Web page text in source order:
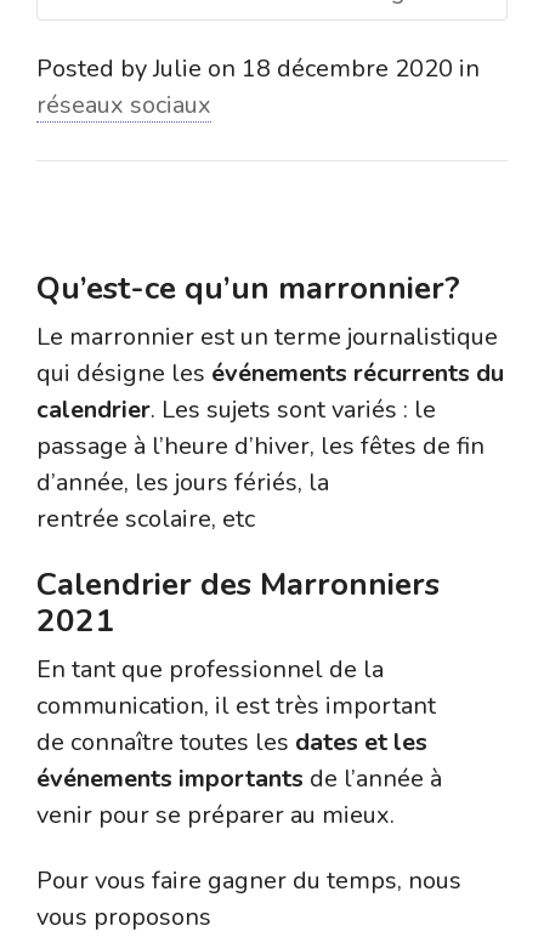
Posted byJulie on 18 décembre 2020 in
réseaux sociaux
Qu’est-ce qu’un marronnier?
Le marronnier est un terme journalistique
qui désigne les événements récurrents du
calendrier. Les sujets sont variés : le
passage à l’heure d’hiver, les fêtes de fin
d’année, les jours fériés, la
rentrée scolaire, etc
Calendrier des Marronniers
2021
En tant que professionnel de la
communication, il est très important
de connaître toutes les dates et les
événements importants de l’année à
venir pour se préparer au mieux.
Pour vous faire gagner du temps, nous
vous proposons